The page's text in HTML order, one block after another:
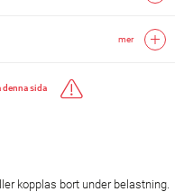
mer
denna sida
kopplas bort under belastning.